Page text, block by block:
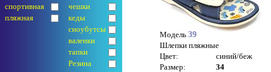
спортивная
пляжная
чешки
кеды
сноубутсы
валенки
тапки
Резина
Модель 39
Шлепки пляжные
Цвет:
синий/беж
Размер:
34